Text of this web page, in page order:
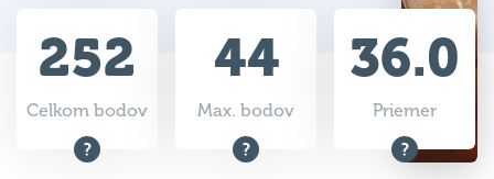
252
Celkom bodov
44
Max. bodov
36.0
Priemer